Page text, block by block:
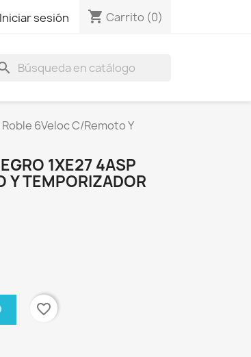
Iniciar sesión shopping_cart Carrito (0)
6Veloc C/Remoto Y
1XE27 4ASP
Y TEMPORIZADOR
favorite_border